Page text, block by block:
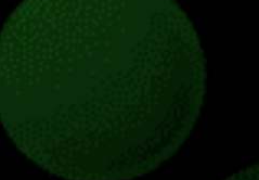
incluyendo las
los sonidos
interfaz está oculta.
llamados